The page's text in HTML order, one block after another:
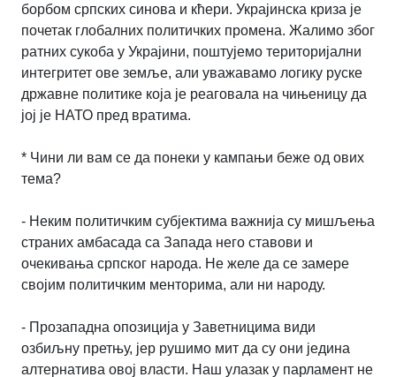
борбом српских синова и кћери. Украјинска криза је
почетак глобалних политичких промена. Жалимо због
ратних сукоба у Украјини, поштујемо територијални
интегритет ове земље, али уважавамо логику руске
државне политике која је реаговала на чињеницу да
јој је НАТО пред вратима.
* Чини ли вам се да понеки у кампањи беже од ових
тема?
- Неким политичким субјектима важнија су мишљења
страних амбасада са Запада него ставови и
очекивања српског народа. Не желе да се замере
својим политичким менторима, али ни народу.
- Прозападна опозиција у Заветницима види
озбиљну претњу, јер рушимо мит да су они једина
алтернатива овој власти. Наш улазак у парламент не